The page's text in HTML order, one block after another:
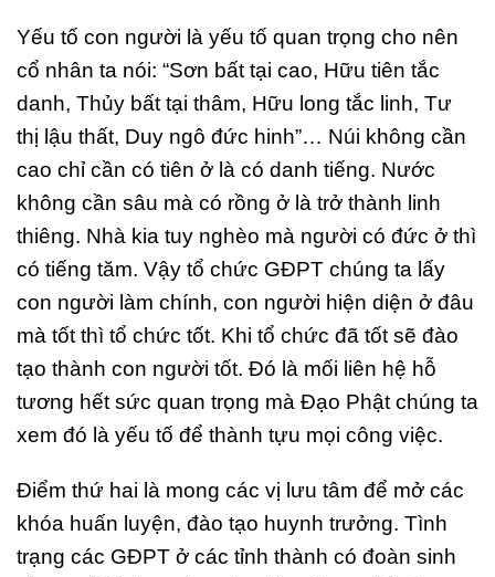
Yếu tố con người là yếu tố quan trọng cho nên
cổ nhân ta nói: “Sơn bất tại cao, Hữu tiên tắc
danh, Thủy bất tại thâm, Hữu long tắc linh, Tư
thị lậu thất, Duy ngô đức hinh”… Núi không cần
cao chỉ cần có tiên ở là có danh tiếng. Nước
không cần sâu mà có rồng ở là trở thành linh
thiêng. Nhà kia tuy nghèo mà người có đức ở thì
có tiếng tăm. Vậy tổ chức GĐPT chúng ta lấy
con người làm chính, con người hiện diện ở đâu
mà tốt thì tổ chức tốt. Khi tổ chức đã tốt sẽ đào
tạo thành con người tốt. Đó là mối liên hệ hỗ
tương hết sức quan trọng mà Đạo Phật chúng ta
xem đó là yếu tố để thành tựu mọi công việc.
Điểm thứ hai là mong các vị lưu tâm để mở các
khóa huấn luyện, đào tạo huynh trưởng. Tình
trạng các GĐPT ở các tỉnh thành có đoàn sinh